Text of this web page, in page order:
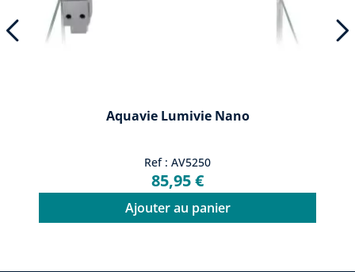
Aquavie Lumivie Nano
Ref : AV5250
85,95 €
Ajouter au panier